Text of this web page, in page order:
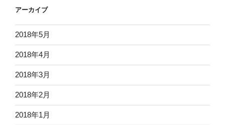
アーカイブ
2018年5月
2018年4月
2018年3月
2018年2月
2018年1月